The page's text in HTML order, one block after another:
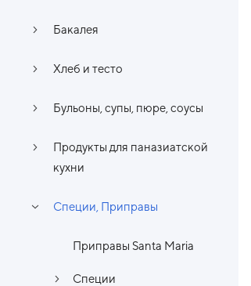
Бакалея
Хлеб и тесто
Бульоны, супы, пюре, соусы
Продукты для паназиатской
кухни
Специи, Приправы
Приправы Santa Maria
Специи